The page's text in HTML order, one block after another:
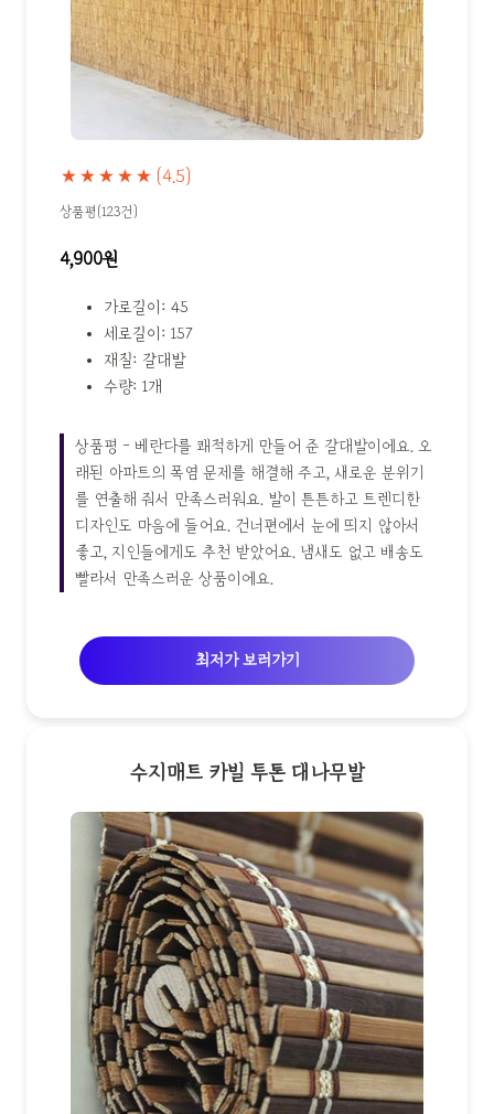
★★★★★ (4.5)
상품평(123건)
4,900원
가로길이: 45
세로길이: 157
재질: 갈대발
수량: 1개
상품평 - 베란다를 쾌적하게 만들어 준 갈대발이에요. 오
래된 아파트의 폭염 문제를 해결해 주고, 새로운 분위기
를 연출해 줘서 만족스러워요. 발이 튼튼하고 트렌디한
디자인도 마음에 들어요. 건너편에서 눈에 띄지 않아서
좋고, 지인들에게도 추천 받았어요. 냄새도 없고 배송도
빨라서 만족스러운 상품이에요.
최저가 보러가기
수지매트 카빌 투톤 대나무발